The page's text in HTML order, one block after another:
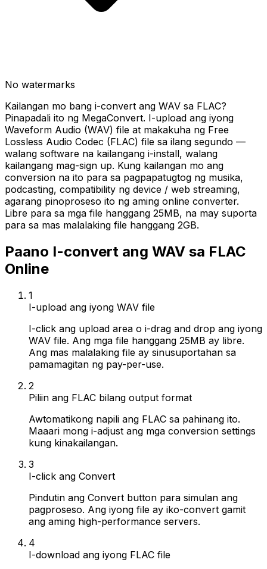
No watermarks
Kailangan mo bang i-convert ang WAV sa FLAC?
Pinapadali ito ng MegaConvert. I-upload ang iyong
Waveform Audio (WAV) file at makakuha ng Free
Lossless Audio Codec (FLAC) file sa ilang segundo —
walang software na kailangang i-install, walang
kailangang mag-sign up. Kung kailangan mo ang
conversion na ito para sa pagpapatugtog ng musika,
podcasting, compatibility ng device / web streaming,
agarang pinoproseso ito ng aming online converter.
Libre para sa mga file hanggang 25MB, na may suporta
para sa mas malalaking file hanggang 2GB.
Paano I-convert ang WAV sa FLAC
Online
1
I-upload ang iyong WAV file
I-click ang upload area o i-drag and drop ang iyong
WAV file. Ang mga file hanggang 25MB ay libre.
Ang mas malalaking file ay sinusuportahan sa
pamamagitan ng pay-per-use.
2
Piliin ang FLAC bilang output format
Awtomatikong napili ang FLAC sa pahinang ito.
Maaari mong i-adjust ang mga conversion settings
kung kinakailangan.
3
I-click ang Convert
Pindutin ang Convert button para simulan ang
pagproseso. Ang iyong file ay iko-convert gamit
ang aming high-performance servers.
4
I-download ang iyong FLAC file